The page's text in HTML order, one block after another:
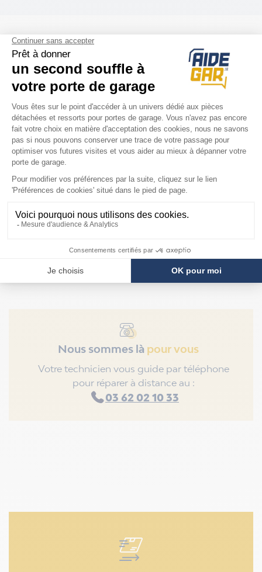
ACCESSOIRES
Mandrins de ressort
142mm Hörmann
Prix
199,90 €
Nous sommes là pour vous
Votre technicien vous guide par téléphone
pour réparer à distance au :
03 62 02 10 33